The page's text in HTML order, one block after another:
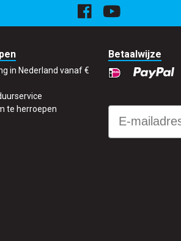
in Nederland vanaf €
te herroepen
Betaalwijze
Email